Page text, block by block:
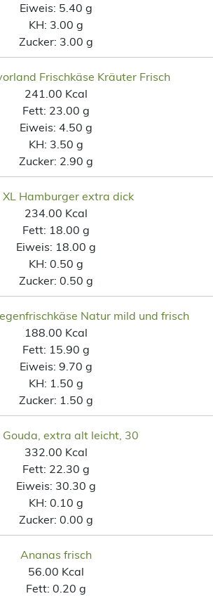
Eiweis: 5.40 g
KH: 3.00 g
Zucker: 3.00 g
Frischkäse Kräuter Frisch
241.00 Kcal
Fett: 23.00 g
Eiweis: 4.50 g
KH: 3.50 g
Zucker: 2.90 g
XL Hamburger extra dick
234.00 Kcal
Fett: 18.00 g
Eiweis: 18.00 g
KH: 0.50 g
Zucker: 0.50 g
Natur mild und frisch
188.00 Kcal
Fett: 15.90 g
Eiweis: 9.70 g
KH: 1.50 g
Zucker: 1.50 g
extra alt leicht, 30
332.00 Kcal
Fett: 22.30 g
Eiweis: 30.30 g
KH: 0.10 g
Zucker: 0.00 g
Ananas frisch
56.00 Kcal
Fett: 0.20 g